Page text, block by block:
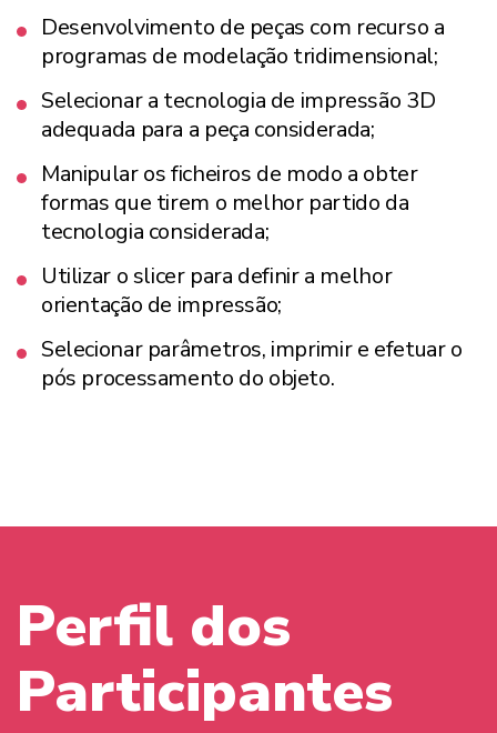
Desenvolvimento de peças com recurso a
programas de modelação tridimensional;
Selecionar a tecnologia de impressão 3D
adequada para a peça considerada;
Manipular os ficheiros de modo a obter
formas que tirem o melhor partido da
tecnologia considerada;
Utilizar o slicer para definir a melhor
orientação de impressão;
Selecionar parâmetros, imprimir e efetuar o
pós processamento do objeto.
Perfil dos
Participantes